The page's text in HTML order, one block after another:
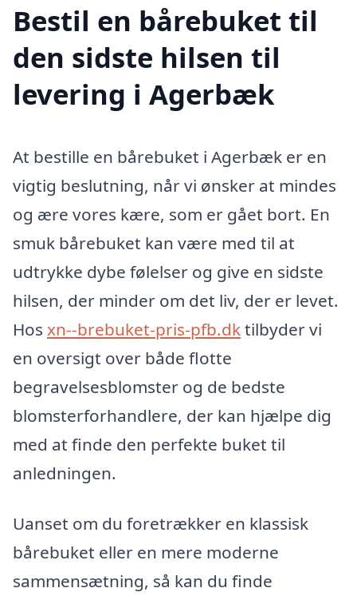
Bestil en bårebuket til
den sidste hilsen til
levering i Agerbæk
At bestille en bårebuket i Agerbæk er en
vigtig beslutning, når vi ønsker at mindes
og ære vores kære, som er gået bort. En
smuk bårebuket kan være med til at
udtrykke dybe følelser og give en sidste
hilsen, der minder om det liv, der er levet.
Hos xn--brebuket-pris-pfb.dktilbyder vi
en oversigt over både flotte
begravelsesblomster og de bedste
blomsterforhandlere, der kan hjælpe dig
med at finde den perfekte buket til
anledningen.
Uanset om du foretrækker en klassisk
bårebuket eller en mere moderne
sammensætning, så kan du finde